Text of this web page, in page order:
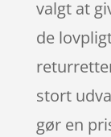
valgt at
de
stort
gør en